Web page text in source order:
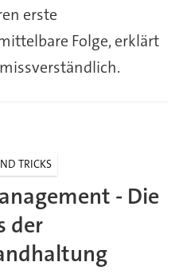
erste
Folge, erklärt
TRICKS
- Die
der